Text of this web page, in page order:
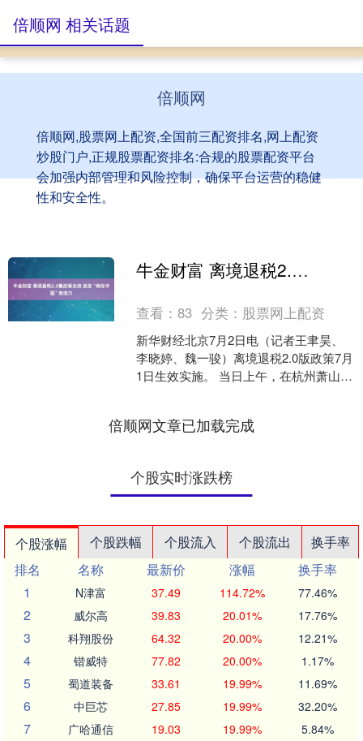
倍顺网
倍顺网,股票网上配资,全国前三配资排名,网上配资
炒股门户,正规股票配资排名:合规的股票配资平台
会加强内部管理和风险控制，确保平台运营的稳健
性和安全性。
倍顺网 相关话题
牛金财富 离境退税2.0版政策生效 激发“购在中国”新活力
查看：83 分类： 股票网上配资
新华财经北京7月2日电（记者王聿昊、
李晓婷、魏一骏）离境退税2.0版政策7月
1日生效实施。 当日上午，在杭州萧山国
倍顺网文章已加载完成
个股实时涨跌榜
个股涨幅 个股跌幅 个股流入 个股流出
换手率
排名
名称 最新价 涨幅
换手率
1
N津富 37.49 114.72% 77.46%
2 威尔高 39.83 20.01% 17.76%
3 科翔股份 64.32 20.00% 12.21%
4 锴威特 77.82 20.00% 1.17%
5 蜀道装备 33.61 19.99% 11.69%
6 中巨芯 27.85 19.99% 32.20%
7 广哈通信 19.03 19.99% 5.84%